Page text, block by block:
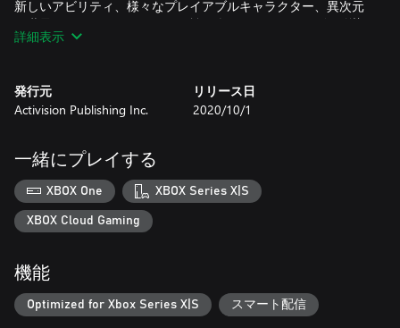
新しいアビリティ、様々なプレイアブルキャラクター、異次元
の世界、そしてユニークなボス戦を楽しもう！シリーズお馴染
みのアクション満載、でも今回は世界があべこべ！
*Xbox Oneのディスク版をお持ちの方は、Xbox Series Xデジタル
版をダウンロードもしくはプレイされたい場合、Xbox Series X
ライブ非搭載モデル)のコンソールを所有する方で、Xbox Oneの
ディスク版をお持ちの場合、追加料金なしでのアップグレード
はご利用いただけません。
**ステージ2のクリア時に利用可能。
の登録には、インターネット接続が必要です。必要容量は変更
となる場合があります。ゲームをプレイするにはアップデート
が必要な場合があります。Activisionは、オンライン機能の利用
詳細表示
発行元
Activision Publishing Inc.
リリース日
2020/10/1
一緒にプレイする
XBOX One XBOX Series X|S
XBOX Cloud Gaming
機能
Optimized for Xbox Series X|S スマート配信